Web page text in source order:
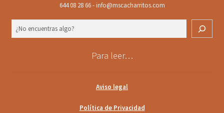
644 08 28 66 - info@mscacharritos.com
Para leer…
Aviso legal
Política de Privacidad